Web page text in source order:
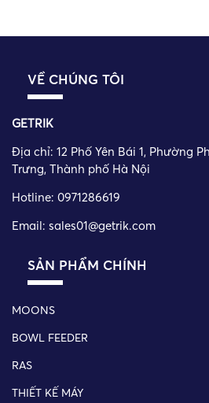
VỀ CHÚNG TÔI
GETRIK
Địa chỉ: 12 Phố Yên Bái 1, Phường
Trưng, Thành phố Hà Nội
Hotline: 0971286619
Email: sales01@getrik.com
SẢN PHẨM CHÍNH
MOONS
BOWL FEEDER
RAS
THIẾT KẾ MÁY